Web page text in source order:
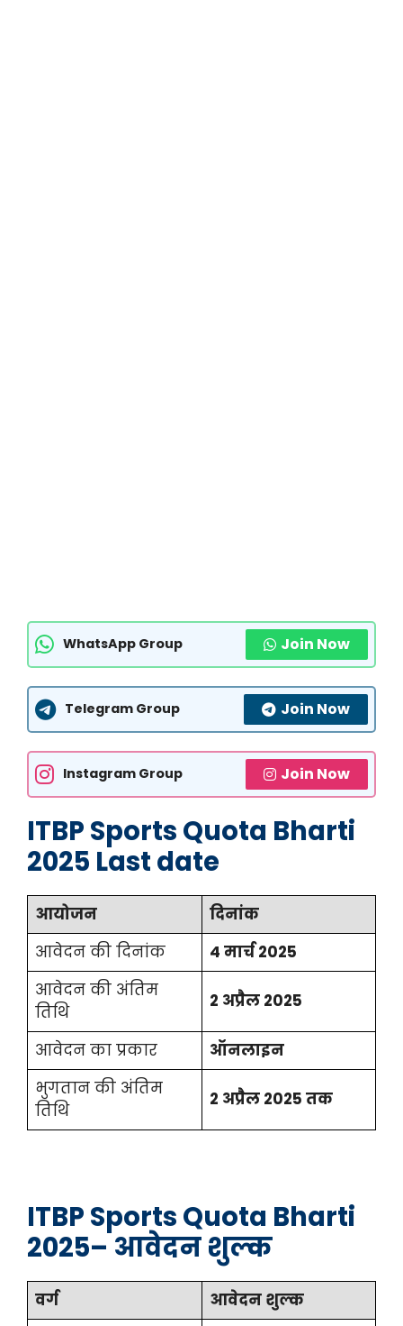
WhatsApp Group Join Now
Telegram Group Join Now
Instagram Group Join Now
ITBP Sports Quota Bharti
2025 Last date
आयोजन
दिनांक
आवेदन की दिनांक
4 मार्च 2025
आवेदन की अंतिम
तिथि
2 अप्रैल 2025
आवेदन का प्रकार
ऑनलाइन
भुगतान की अंतिम
तिथि
2 अप्रैल 2025 तक
ITBP Sports Quota Bharti
2025– आवेदन शुल्क
वर्ग
आवेदन शुल्क